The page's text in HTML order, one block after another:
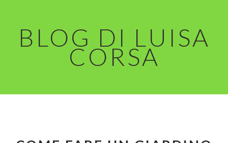
main
content
primary
sidebarBLOG DI LUISA
CORSA